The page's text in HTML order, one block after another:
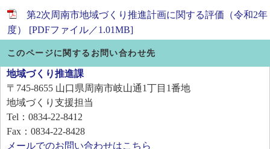
第2次周南市地域づくり推進計画に関する評価（令和2年
度） [PDFファイル／1.01MB]
このページに関するお問い合わせ先
地域づくり推進課
〒745-8655 山口県周南市岐山通1丁目1番地
地域づくり支援担当
Tel：0834-22-8412
Fax：0834-22-8428
メールでのお問い合わせはこちら